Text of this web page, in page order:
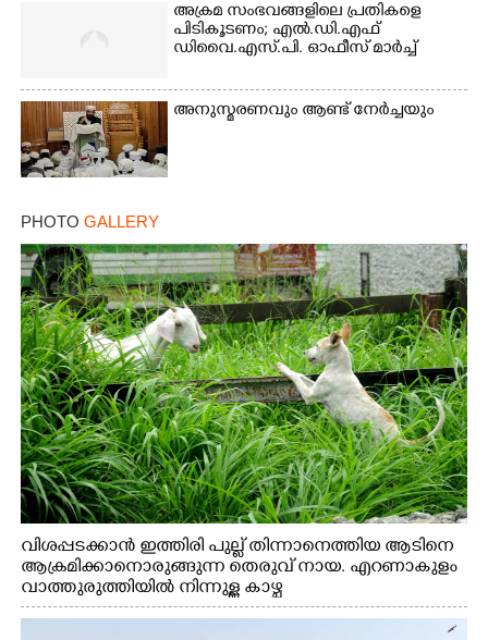
അക്രമ സംഭവങ്ങളിലെ പ്രതികളെ
പിടികൂടണം; എൽ.ഡി.എഫ്
ഡിവൈ.എസ്.പി. ഓഫീസ് മാർച്ച്
അനുസ്മരണവും ആണ്ട് നേർച്ചയും
PHOTO GALLERY
വിശപ്പടക്കാൻ ഇത്തിരി പുല്ല് തിന്നാനെത്തിയ ആടിനെ
ആക്രമിക്കാനൊരുങ്ങുന്ന തെരുവ് നായ. എറണാകുളം
വാത്തുരുത്തിയിൽ നിന്നുള്ള കാഴ്ച